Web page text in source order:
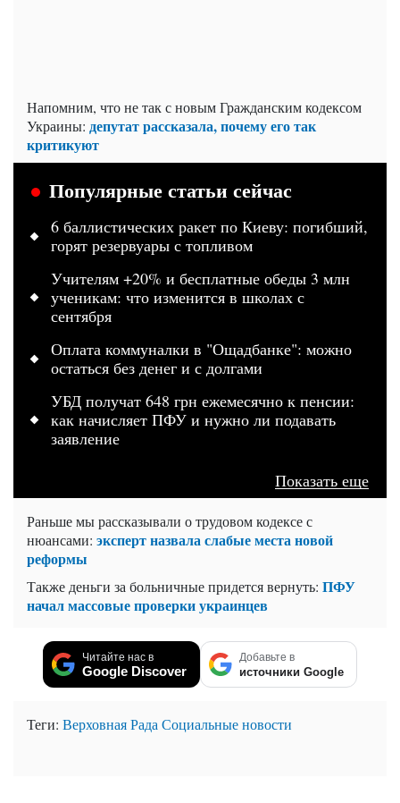
Напомним, что не так с новым Гражданским кодексом
Украины: депутат рассказала, почему его так
критикуют
Популярные статьи сейчас
6 баллистических ракет по Киеву: погибший,
горят резервуары с топливом
Учителям +20% и бесплатные обеды 3 млн
ученикам: что изменится в школах с
сентября
Оплата коммуналки в "Ощадбанке": можно
остаться без денег и с долгами
УБД получат 648 грн ежемесячно к пенсии:
как начисляет ПФУ и нужно ли подавать
заявление
Показать еще
Раньше мы рассказывали о трудовом кодексе с
нюансами: эксперт назвала слабые места новой
реформы
Также деньги за больничные придется вернуть: ПФУ
начал массовые проверки украинцев
Читайте нас в
Google Discover
Добавьте в
источники Google
Теги: Верховная РадаСоциальные новости